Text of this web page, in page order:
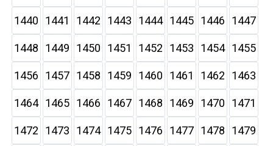
1440 1441 1442 1443 1444 1445 1446 1447
1448 1449 1450 1451 1452 1453 1454 1455
1456 1457 1458 1459 1460 1461 1462 1463
1464 1465 1466 1467 1468 1469 1470 1471
1472 1473 1474 1475 1476 1477 1478 1479